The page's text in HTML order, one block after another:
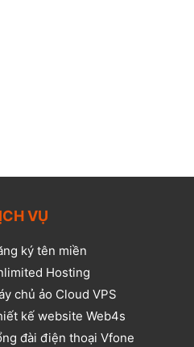
VỤ
ký tên miền
Hosting
chủ ảo Cloud VPS
kế website Web4s
đài điện thoại Vfone